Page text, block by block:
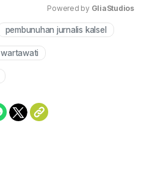
Mute
Powered by GliaStudios
pembunuhan jurnalis kalsel
wartawati